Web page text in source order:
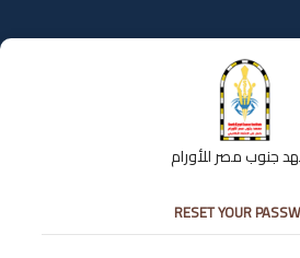
جنوب مصر للأورام
RESET YOUR